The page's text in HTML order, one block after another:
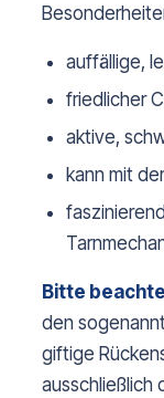
auffällige,
friedlicher
aktive,
kann mit
Bitte
den
giftige
ausschließlich